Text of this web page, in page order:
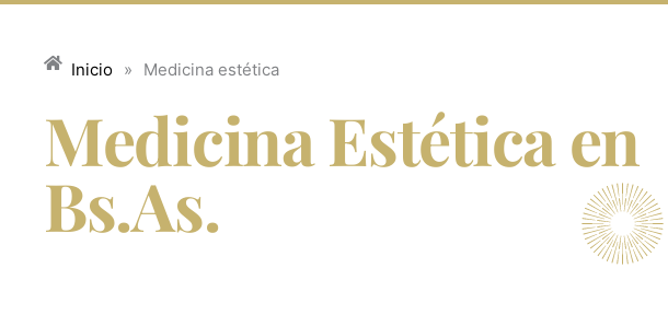
Inicio » Medicina estética
Medicina Estética en
Bs.As.​